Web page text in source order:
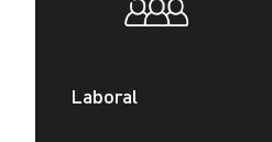
Laboral